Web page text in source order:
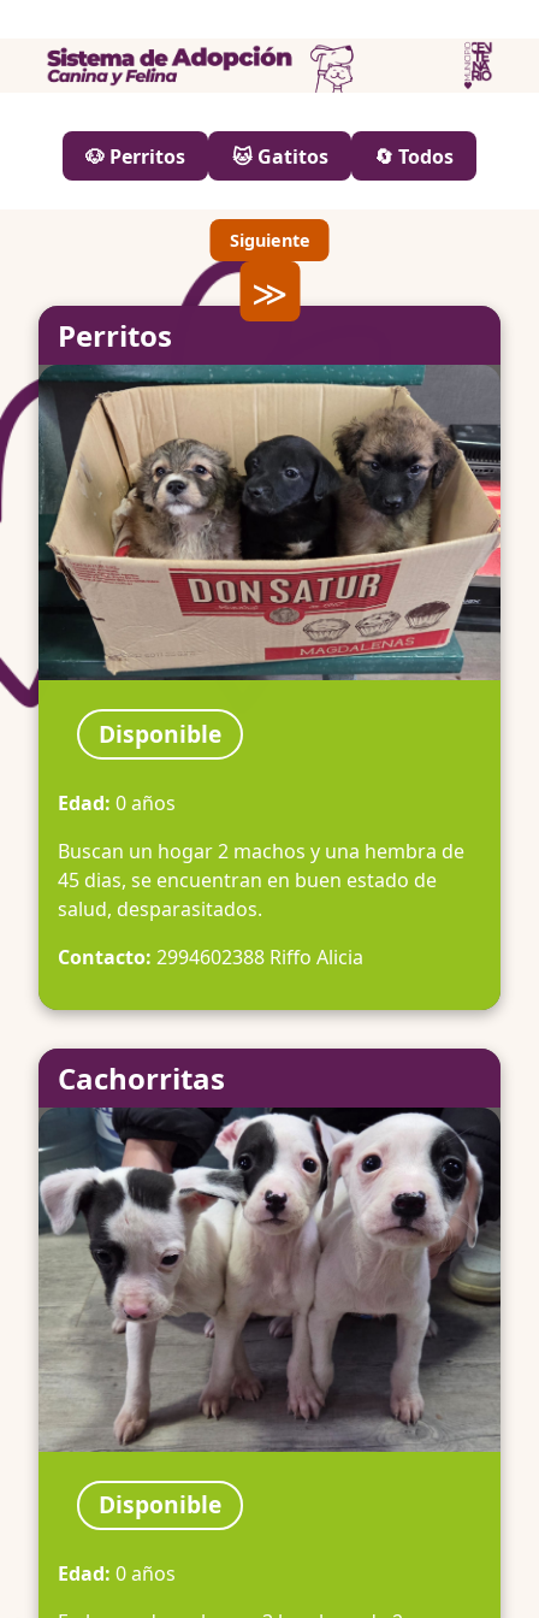
🐶 Perritos 🐱 Gatitos 🔄 Todos
Perritos
Disponible
Edad: 0 años
Buscan un hogar 2 machos y una hembra de
45 dias, se encuentran en buen estado de
salud, desparasitados.
Contacto: 2994602388 Riffo Alicia
Cachorritas
Disponible
Edad: 0 años
Siguiente
≫